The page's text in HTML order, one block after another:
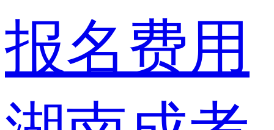
报名费用